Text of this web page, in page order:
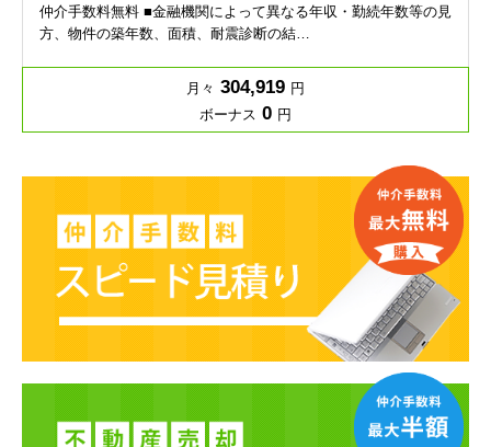
仲介手数料無料 ■金融機関によって異なる年収・勤続年数等の見
方、物件の築年数、面積、耐震診断の結…
月々 304,919 円
ボーナス 0 円